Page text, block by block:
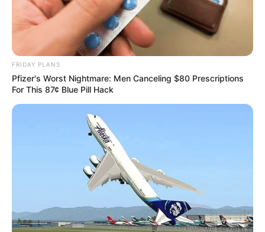
Como Fazer Velas Decorativas Usando
Café
Provavelmente você conhece alguém apaixonado
com café, não é mesmo? Sabendo da
popularidade desse grão, vamos mostrar como
FRIDAY PLANS
Pfizer's Worst Nightmare: Men Canceling $80 Prescriptions
For This 87¢ Blue Pill Hack